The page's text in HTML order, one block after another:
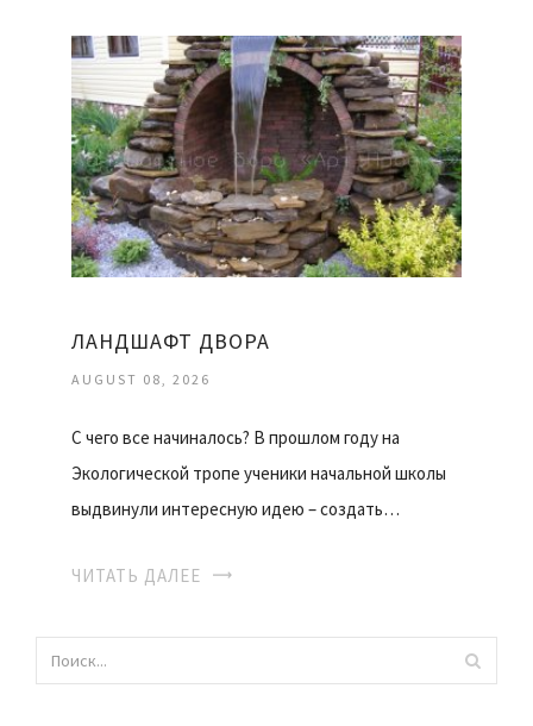
ЛАНДШАФТ ДВОРА
AUGUST 08, 2026
С чего все начиналось? В прошлом году на
Экологической тропе ученики начальной школы
выдвинули интересную идею – создать…
ЧИТАТЬ ДАЛЕЕ